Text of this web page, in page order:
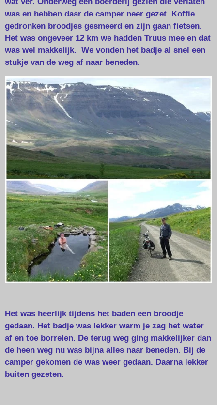
was en hebben daar de camper neer gezet. Koffie
gedronken broodjes gesmeerd en zijn gaan fietsen.
Het was ongeveer 12 km we hadden Truus mee en dat
was wel makkelijk. We vonden het badje al snel een
stukje van de weg af naar beneden.
Het was heerlijk tijdens het baden een broodje
gedaan. Het badje was lekker warm je zag het water
af en toe borrelen. De terug weg ging makkelijker dan
de heen weg nu was bijna alles naar beneden. Bij de
camper gekomen de was weer gedaan. Daarna lekker
buiten gezeten.